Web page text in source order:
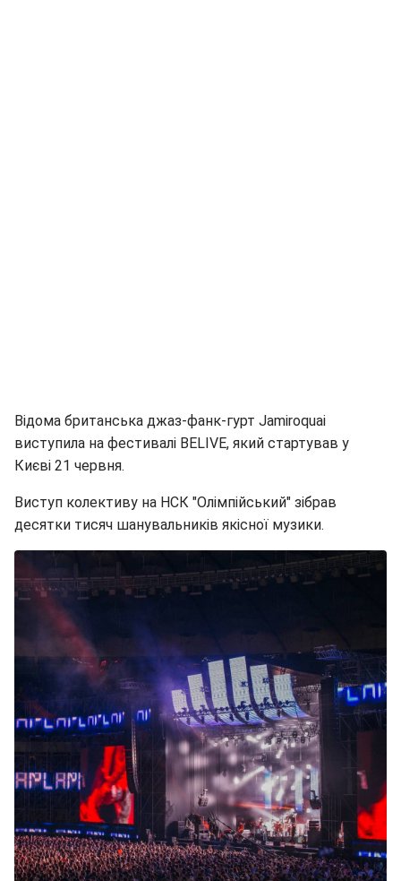
Відома британська джаз-фанк-гурт Jamiroquai
виступила на фестивалі BELIVE, який стартував у
Києві 21 червня.
Виступ колективу на НСК "Олімпійський" зібрав
десятки тисяч шанувальників якісної музики.